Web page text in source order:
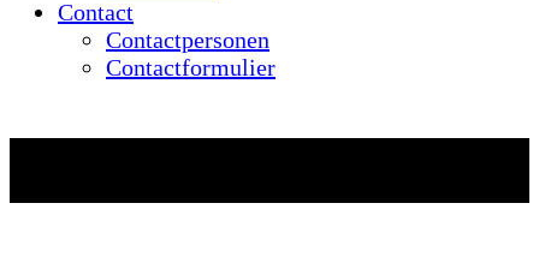
Contact
Contactpersonen
Contactformulier